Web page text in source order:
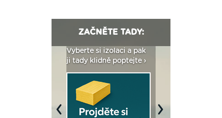
ZAČNĚTE TADY:
Vyberte si izolaci a pak
ji tady klidně poptejte ›
Previous Next